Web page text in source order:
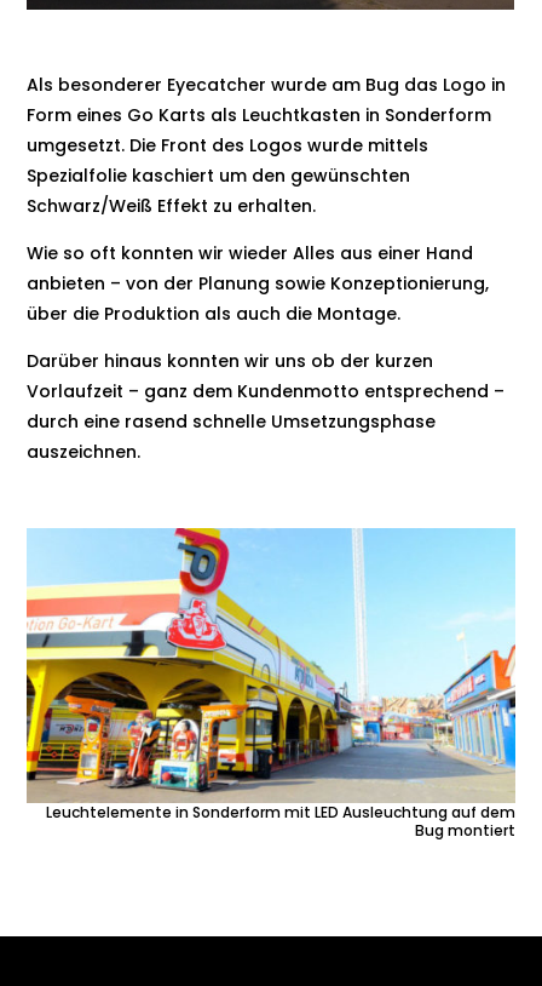
Leuchtelemente in Sonderform mit LED Ausleuchtung auf dem
Bug montiert
Als besonderer Eyecatcher wurde am Bug das Logo in
Form eines Go Karts als Leuchtkasten in Sonderform
umgesetzt. Die Front des Logos wurde mittels
Spezialfolie kaschiert um den gewünschten
Schwarz/Weiß Effekt zu erhalten.
Wie so oft konnten wir wieder Alles aus einer Hand
anbieten – von der Planung sowie Konzeptionierung,
über die Produktion als auch die Montage.
Darüber hinaus konnten wir uns ob der kurzen
Vorlaufzeit – ganz dem Kundenmotto entsprechend –
durch eine rasend schnelle Umsetzungsphase
auszeichnen.